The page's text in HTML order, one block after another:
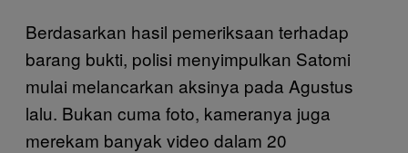
Berdasarkan hasil pemeriksaan terhadap
barang bukti, polisi menyimpulkan Satomi
mulai melancarkan aksinya pada Agustus
lalu. Bukan cuma foto, kameranya juga
merekam banyak video dalam 20